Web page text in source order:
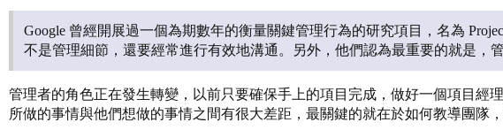
Google 曾經開展過一個為期數年的衡量關鍵管理行為的研究項目，名為
不是管理細節，還要經常進行有效地溝通。另外，他們認為最重要的就是，
管理者的角色正在發生轉變，以前只要確保手上的項目完成，做好一個項目
所做的事情與他們想做的事情之間有很大差距，最關鍵的就在於如何教導團隊